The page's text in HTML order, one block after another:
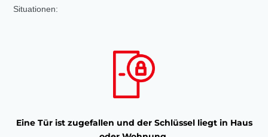
Situationen:
Eine Tür ist zugefallen und der Schlüssel liegt in Haus